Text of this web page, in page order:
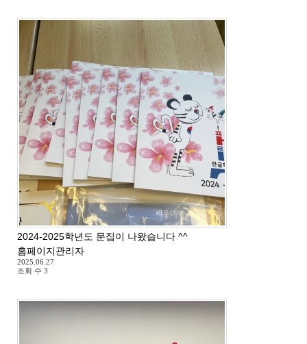
2024-2025학년도 문집이 나왔습니다 ^^
홈페이지관리자
2025.06.27
조회 수 3